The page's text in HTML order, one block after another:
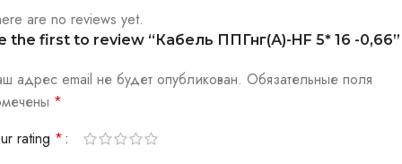
are no reviews yet.
the first to review “Кабель ППГнг(А)-HF 5* 16 -0,66”
адрес email не будет опубликован. Обязательные поля
*
rating *